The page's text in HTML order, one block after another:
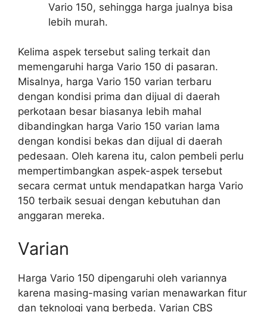
Vario 150, sehingga harga jualnya bisa
lebih murah.
Kelima aspek tersebut saling terkait dan
memengaruhi harga Vario 150 di pasaran.
Misalnya, harga Vario 150 varian terbaru
dengan kondisi prima dan dijual di daerah
perkotaan besar biasanya lebih mahal
dibandingkan harga Vario 150 varian lama
dengan kondisi bekas dan dijual di daerah
pedesaan. Oleh karena itu, calon pembeli perlu
mempertimbangkan aspek-aspek tersebut
secara cermat untuk mendapatkan harga Vario
150 terbaik sesuai dengan kebutuhan dan
anggaran mereka.
Varian
Harga Vario 150 dipengaruhi oleh variannya
karena masing-masing varian menawarkan fitur
dan teknologi yang berbeda. Varian CBS